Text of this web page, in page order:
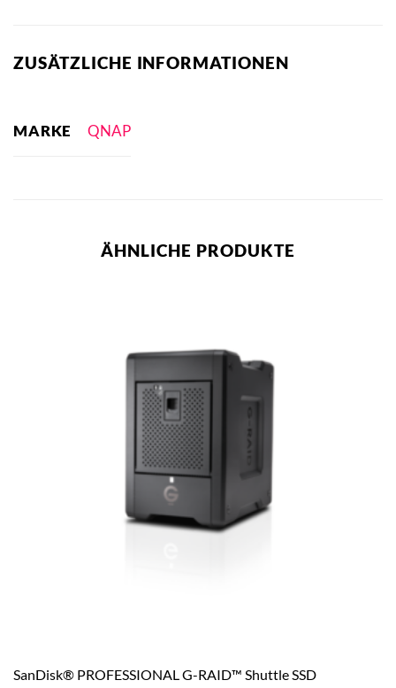
ZUSÄTZLICHE INFORMATIONEN
MARKE QNAP
ÄHNLICHE PRODUKTE
SanDisk® PROFESSIONAL G-RAID™ Shuttle SSD